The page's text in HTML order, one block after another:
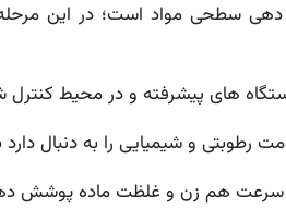
سطحی مواد است؛ در این
های پیشرفته و در محیط
رطوبتی و شیمیایی را به دنبال
سرعت هم زن و غلظت ماده پوشش